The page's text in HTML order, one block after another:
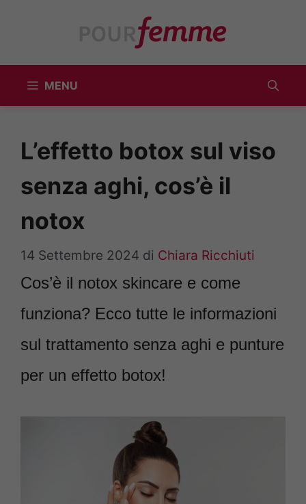
MENU
L’effetto botox sul viso
senza aghi, cos’è il
notox
14 Settembre 2024 di Chiara Ricchiuti
Cos’è il notox skincare e come
funziona? Ecco tutte le informazioni
sul trattamento senza aghi e punture
per un effetto botox!